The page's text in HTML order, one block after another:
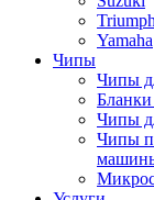
Triumph
Yamaha
Чипы
Чипы
Чипы
Чипы